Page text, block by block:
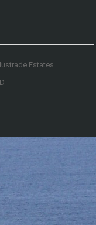
Estates.